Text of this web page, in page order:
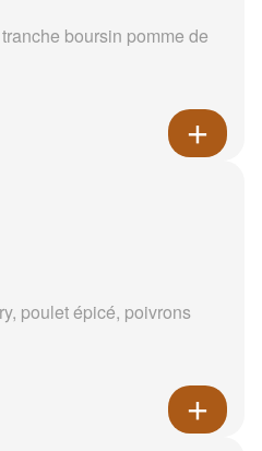
boursin pomme de
poulet épicé, poivrons